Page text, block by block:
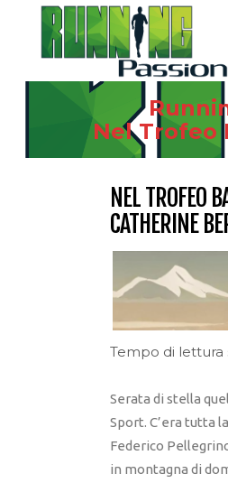
Nel Trofeo
NEL TROFEO
CATHERINE
Tempo di lettura
Serata di stella
Sport. C’era tutta
Federico
in montagna di